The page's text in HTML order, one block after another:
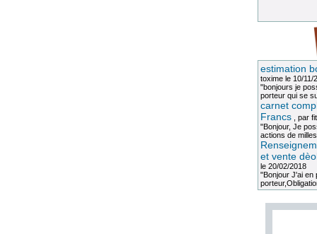
estimation
toximele 10/11/
"bonjours je
porteur qui se
carnet
Francs, par
"Bonjour, Je
actions de
et vente
le 20/02/2018
"Bonjour J'ai en